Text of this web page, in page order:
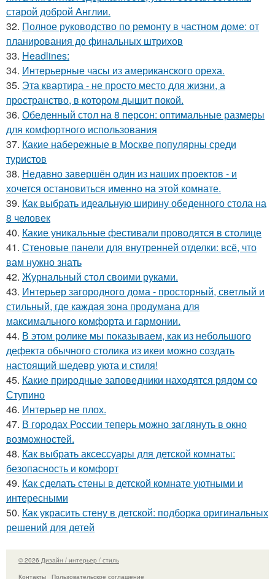
старой доброй Англии.
32. Полное руководство по ремонту в частном доме: от
планирования до финальных штрихов
33. Headlines:
34. Интерьерные часы из американского ореха.
35. Эта квартира - не просто место для жизни, а
пространство, в котором дышит покой.
36. Обеденный стол на 8 персон: оптимальные размеры
для комфортного использования
37. Какие набережные в Москве популярны среди
туристов
38. Недавно завершён один из наших проектов - и
хочется остановиться именно на этой комнате.
39. Как выбрать идеальную ширину обеденного стола на
8 человек
40. Какие уникальные фестивали проводятся в столице
41. Стеновые панели для внутренней отделки: всё, что
вам нужно знать
42. Журнальный стол своими руками.
43. Интерьер загородного дома - просторный, светлый и
стильный, где каждая зона продумана для
максимального комфорта и гармонии.
44. В этом ролике мы показываем, как из небольшого
дефекта обычного столика из икеи можно создать
настоящий шедевр уюта и стиля!
45. Какие природные заповедники находятся рядом со
Ступино
46. Интерьер не плох.
47. В городах России тепеpь можно зaглянуть в окно
возмoжностей.
48. Как выбрать аксессуары для детской комнаты:
безопасность и комфорт
49. Как сделать стены в детской комнате уютными и
интересными
50. Как украсить стену в детской: подборка оригинальных
решений для детей
© 2026 Дизайн / интерьер / стиль
Контакты
Пользовательское соглашение